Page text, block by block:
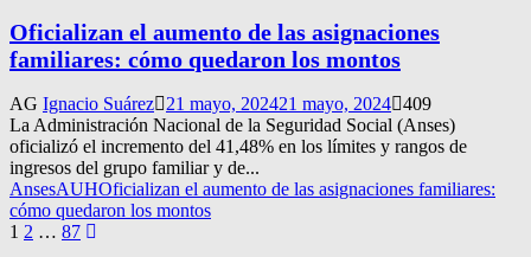
Oficializan el aumento de las asignaciones
familiares: cómo quedaron los montos
AG Ignacio Suárez 21 mayo, 202421 mayo, 2024 409
La Administración Nacional de la Seguridad Social (Anses)
oficializó el incremento del 41,48% en los límites y rangos de
ingresos del grupo familiar y de...
AnsesAUHOficializan el aumento de las asignaciones familiares:
cómo quedaron los montos
Navegación
1 2 … 87